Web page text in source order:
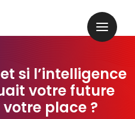
si l’intelligence
votre future
place ?